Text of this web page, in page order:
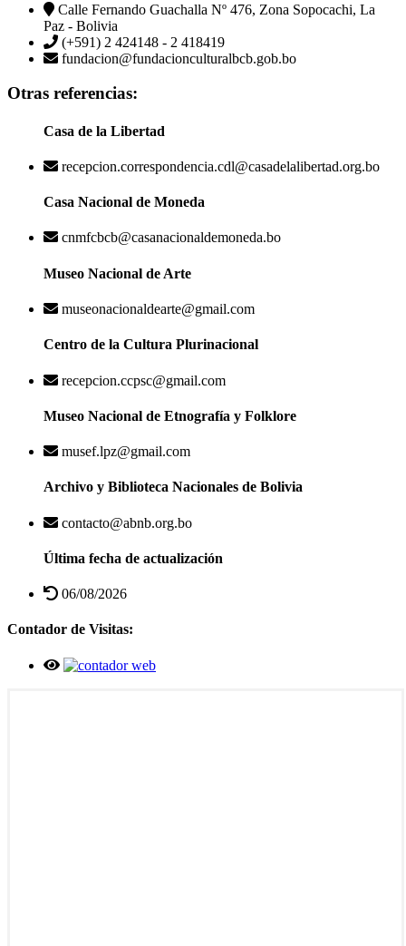
Calle Fernando Guachalla Nº 476, Zona Sopocachi, La
Paz - Bolivia
(+591) 2 424148 - 2 418419
fundacion@fundacionculturalbcb.gob.bo
Otras referencias:
Casa de la Libertad
recepcion.correspondencia.cdl@casadelalibertad.org.bo
Casa Nacional de Moneda
cnmfcbcb@casanacionaldemoneda.bo
Museo Nacional de Arte
museonacionaldearte@gmail.com
Centro de la Cultura Plurinacional
recepcion.ccpsc@gmail.com
Museo Nacional de Etnografía y Folklore
musef.lpz@gmail.com
Archivo y Biblioteca Nacionales de Bolivia
contacto@abnb.org.bo
Última fecha de actualización
06/08/2026
Contador de Visitas: